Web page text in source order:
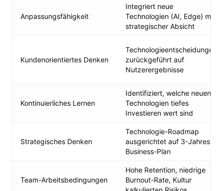
Anpassungsfähigkeit
Integriert neue
Technologien (AI, Edge) mit
strategischer Absicht
Kundenorientiertes Denken
Technologieentscheidungen
zurückgeführt auf
Nutzerergebnisse
Kontinuierliches Lernen
Identifiziert, welche neuen
Technologien tiefes
Investieren wert sind
Strategisches Denken
Technologie-Roadmap
ausgerichtet auf 3-Jahres-
Business-Plan
Team-Arbeitsbedingungen
Hohe Retention, niedrige
Burnout-Rate, Kultur